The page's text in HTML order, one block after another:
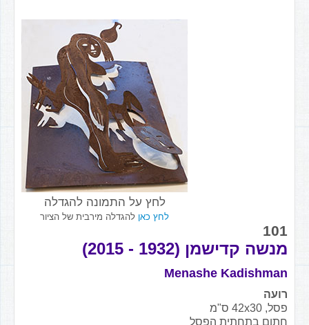
לחץ על התמונה להגדלה
לחץ כאן להגדלה מירבית של הציור
101
מנשה קדישמן (1932 - 2015)
Menashe Kadishman
רועה
פסל, 42x30 ס"מ
חתום בתחתית הפסל